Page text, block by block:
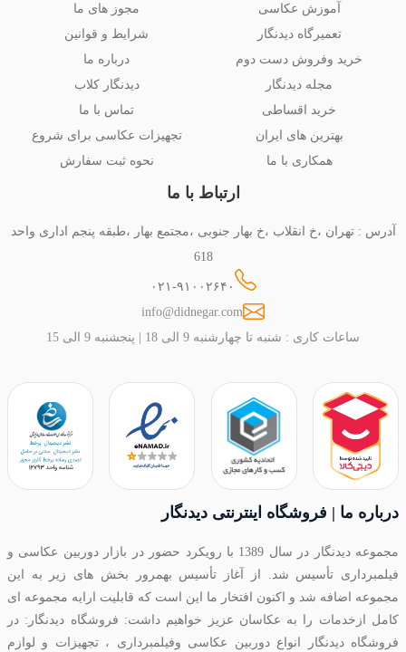
آموزش عکاسی
تعمیرگاه دیدنگار
خرید وفروش دست دوم
مجله دیدنگار
خرید اقساطی
بهترین های ایران
همکاری با ما
مجوز های ما
شرایط و قوانین
درباره ما
دیدنگار کلاب
تماس با ما
تجهیزات عکاسی برای شروع
نحوه ثبت سفارش
ارتباط با ما
آدرس : تهران ،خ انقلاب ،خ بهار جنوبی ،مجتمع بهار ،طبقه پنجم اداری واحد
618
۰۲۱-۹۱۰۰۲۶۴۰
info@didnegar.com
ساعات کاری : شنبه تا چهارشنبه 9 الی 18 | پنجشنبه 9 الی 15
درباره ما | فروشگاه اینترنتی دیدنگار
مجموعه دیدنگار در سال 1389 با رویکرد حضور در بازار دوربین عکاسی و
فیلمبرداری تأسیس شد. از آغاز تأسیس بهمرور بخش های زیر به این
مجموعه اضافه شد و اکنون افتخار ما این است که قابلیت ارایه مجموعه ای
کامل ازخدمات را به عکاسان عزیز خواهیم داشت: فروشگاه دیدنگار: در
فروشگاه دیدنگار انواع دوربین عکاسی وفیلمبرداری ، تجهیزات و لوازم